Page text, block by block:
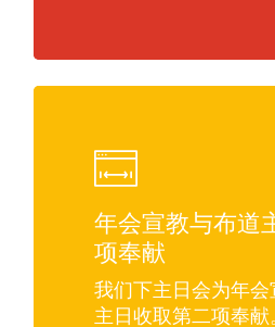
年会宣教与布道
项奉献
我们下主日会为年
主日收取第二项奉献